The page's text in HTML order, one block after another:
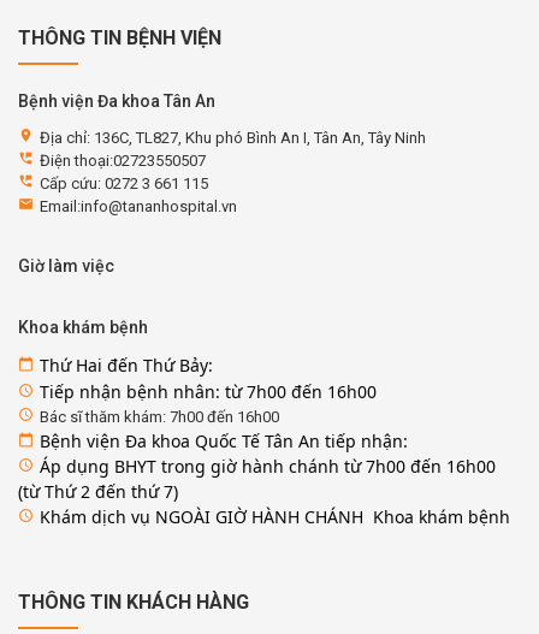
THÔNG TIN BỆNH VIỆN
Bệnh viện Đa khoa Tân An
location_on Địa chỉ: 136C, TL827, Khu phó Bình An I, Tân An, Tây Ninh
perm_phone_msg Điện thoại:02723550507
perm_phone_msg Cấp cứu: 0272 3 661 115
email Email:info@tananhospital.vn
Giờ làm việc
Khoa khám bệnh
calendar_today Thứ Hai đến Thứ Bảy:
access_time Tiếp nhận bệnh nhân: từ 7h00 đến 16h00
access_time Bác sĩ thăm khám: 7h00 đến 16h00
calendar_today Bệnh viện Đa khoa Quốc Tế Tân An tiếp nhận:
access_time Áp dụng BHYT trong giờ hành chánh từ 7h00 đến 16h00
(từ Thứ 2 đến thứ 7)
access_time Khám dịch vụ NGOÀI GIỜ HÀNH CHÁNH Khoa khám bệnh
THÔNG TIN KHÁCH HÀNG